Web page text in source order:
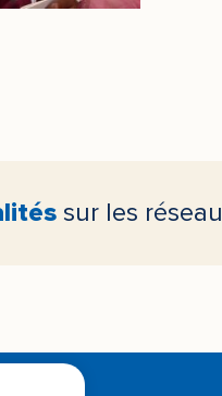
sur les